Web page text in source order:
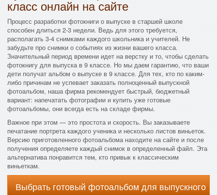
класс онлайн на сайте
Процесс разработки фотокниги о выпуске в старшей школе
способен длиться 2-3 недели. Ведь для этого требуется,
располагать 3-4 снимками каждого школьника и учителей. Не
забудьте про снимки о событиях из жизни вашего класса.
Значительный период времени идет на верстку и то, чтобы сделать
фотокнигу для выпуска в 9 классе. Но мы даем гарантию, что ваши
дети получат альбом о выпуске в 9 классе. Для тех, кто по каким-
либо причинам не успевает заказать полноценный выпускной
фотоальбом, наша фирма рекомендует быстрый, бюджетный
вариант: напечатать фотографии и купить уже готовые
фотоальбомы, они всегда есть на складе фирмы.
Важное при этом — это простота и скорость. Вы заказываете
печатание портрета каждого ученика и несколько листов виньеток.
Версию приготовленного фотоальбома находите на сайте и после
получения определяете каждый снимок в определенный файл. Эта
альтернатива понравится тем, кто привык к классическим
виньеткам.
Выбрать готовый фотоальбом для выпускного